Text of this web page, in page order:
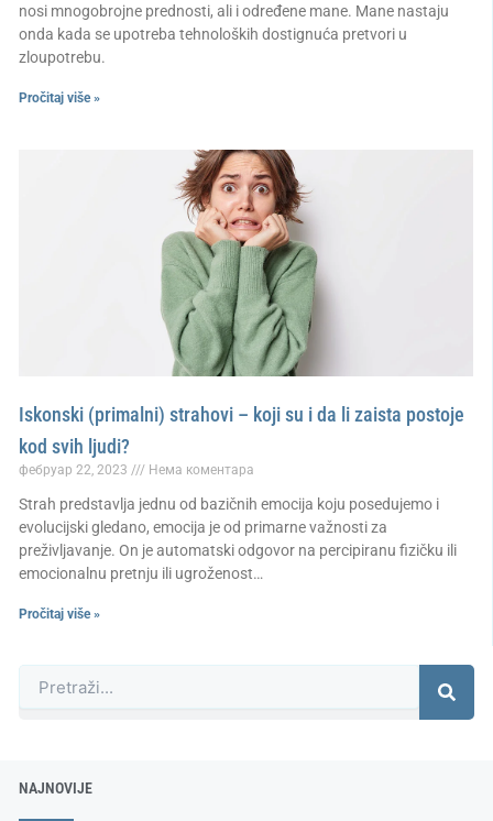
nosi mnogobrojne prednosti, ali i određene mane. Mane nastaju
onda kada se upotreba tehnoloških dostignuća pretvori u
zloupotrebu.
Pročitaj više »
Iskonski (primalni) strahovi – koji su i da li zaista postoje
kod svih ljudi?
фебруар 22, 2023 Нема коментара
Strah predstavlja jednu od bazičnih emocija koju posedujemo i
evolucijski gledano, emocija je od primarne važnosti za
preživljavanje. On je automatski odgovor na percipiranu fizičku ili
emocionalnu pretnju ili ugroženost…
Pročitaj više »
NAJNOVIJE